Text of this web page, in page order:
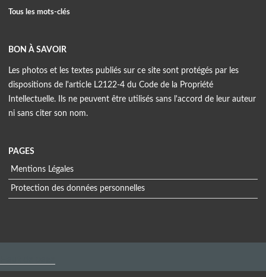
Tous les mots-clés
BON À SAVOIR
Les photos et les textes publiés sur ce site sont protégés par les
dispositions de l'article L2122-4 du Code de la Propriété
Intellectuelle. Ils ne peuvent être utilisés sans l'accord de leur auteur
ni sans citer son nom.
PAGES
Mentions Légales
Protection des données personnelles
extra